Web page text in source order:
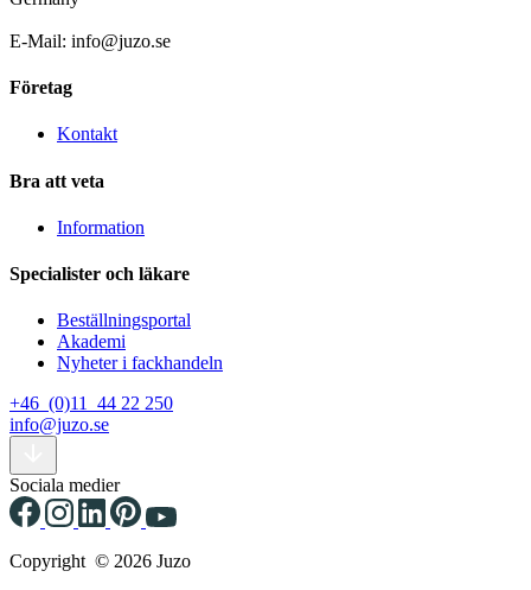
E-Mail: info@juzo.se
Företag
Kontakt
Bra att veta
Information
Specialister och läkare
Beställningsportal
Akademi
Nyheter i fackhandeln
+46 (0)11 44 22 250
info@juzo.se
Sociala medier
Copyright © 2026 Juzo